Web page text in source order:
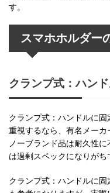
す。
スマホホルダー
クランプ式：ハン
クランプ式：ハンドルに
重視するなら、有名メー
ノーブランド品は耐久性
は過剰スペックになりがち
クランプ式：ハンドルに